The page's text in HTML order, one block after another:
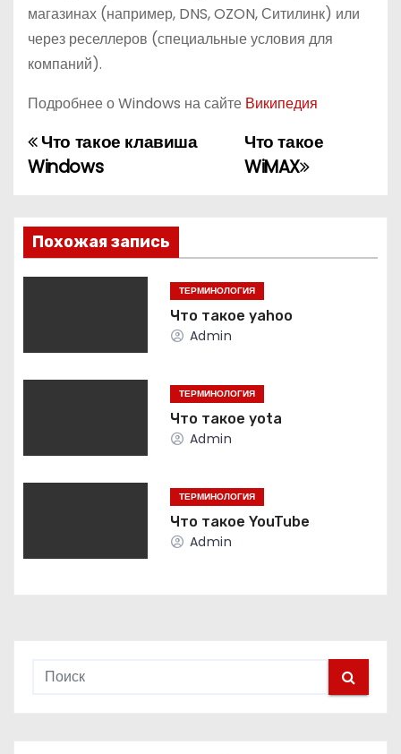
магазинах (например, DNS, OZON, Ситилинк) или
через реселлеров (специальные условия для
компаний).
Подробнее о Windows на сайте Википедия
Н
в
и
ц
я
п
з
Что такое
WiMAX
Что такое клавиша
Windows
Похожая запись
ТЕРМИНОЛОГИЯ
Что такое yahoo
Admin
ТЕРМИНОЛОГИЯ
Что такое yota
Admin
ТЕРМИНОЛОГИЯ
Что такое YouTube
Admin